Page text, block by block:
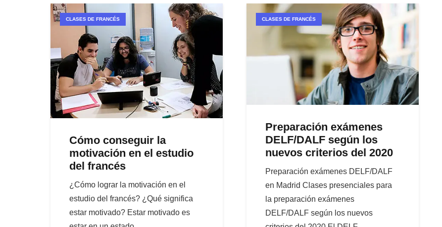
CLASES DE FRANCÉS
Cómo conseguir la
motivación en el estudio
del francés
¿Cómo lograr la motivación en el
estudio del francés? ¿Qué significa
estar motivado? Estar motivado es
CLASES DE FRANCÉS
Preparación exámenes
DELF/DALF según los
nuevos criterios del 2020
Preparación exámenes DELF/DALF
en Madrid Clases presenciales para
la preparación exámenes
DELF/DALF según los nuevos